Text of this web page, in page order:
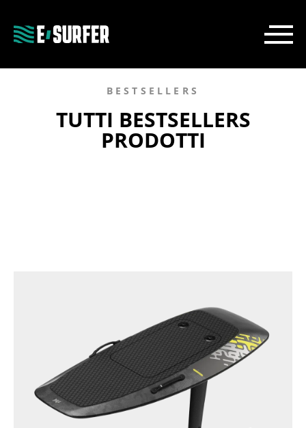
BESTSELLERS
TUTTI BESTSELLERS
PRODOTTI